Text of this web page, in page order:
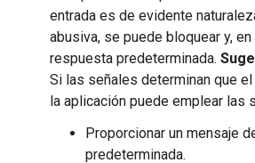
entrada es de evidente
abusiva, se puede bloquear y,
respuesta predeterminada.
Si las señales determinan que
la aplicación puede emplear las
Proporcionar un mensaje
predeterminada.